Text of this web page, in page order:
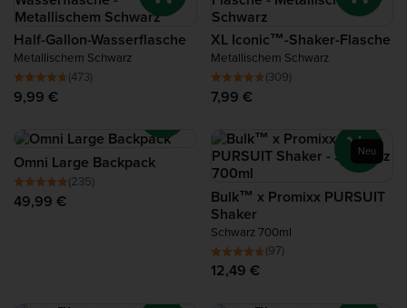
Protein für die Regeneration
Complete Food Shake
Protein Smoothie
Protein Snacks
Half-Gallon-Wasserflasche
Metallischem Schwarz
(473)
9,99 €
XL Iconic™-Shaker-Flasche
Metallischem Schwarz
(309)
7,99 €
Omni Large Backpack
(235)
49,99 €
Neu
Bulk™ x Promixx PURSUIT
Shaker
Schwarz 700ml
(97)
12,49 €